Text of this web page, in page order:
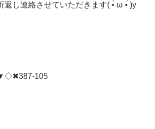
返し連絡させていただきます( •̀ ω •́ )y
105